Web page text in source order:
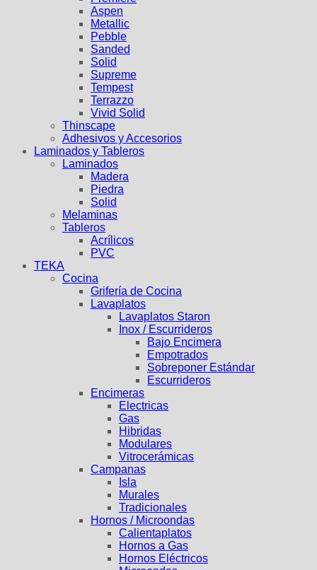
Aspen
Metallic
Pebble
Sanded
Solid
Supreme
Tempest
Terrazzo
Vivid Solid
Thinscape
Adhesivos y Accesorios
Laminados y Tableros
Laminados
Madera
Piedra
Solid
Melaminas
Tableros
Acrílicos
PVC
TEKA
Cocina
Grifería de Cocina
Lavaplatos
Lavaplatos Staron
Inox / Escurrideros
Bajo Encimera
Empotrados
Sobreponer Estándar
Escurrideros
Encimeras
Electricas
Gas
Hibridas
Modulares
Vitrocerámicas
Campanas
Isla
Murales
Tradicionales
Hornos / Microondas
Calientaplatos
Hornos a Gas
Hornos Eléctricos